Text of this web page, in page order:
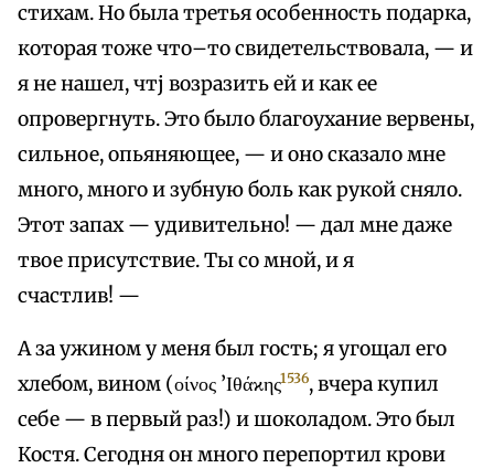
стихам. Но была третья особенность подарка,
которая тоже что–то свидетельствовала, — и
я не нашел, чтj возразить ей и как ее
опровергнуть. Это было благоухание вервены,
сильное, опьяняющее, — и оно сказало мне
много, много и зубную боль как рукой сняло.
Этот запах — удивительно! — дал мне даже
твое присутствие. Ты со мной, и я
счастлив! —
А за ужином у меня был гость; я угощал его
хлебом, вином (οίνος ’Ιθάϰης1536, вчера купил
себе — в первый раз!) и шоколадом. Это был
Костя. Сегодня он много перепортил крови